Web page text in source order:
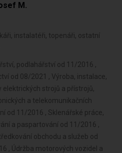
M.
instalatéři, topenáři, ostatní
podlahářství od 11/2016 ,
od 08/2021 , Výroba, instalace,
elektrických strojů a přístrojů,
a telekomunikačních
od 11/2016 , Sklenářské práce,
a paspartování od 11/2016 ,
obchodu a služeb od
, Údržba motorových vozidel a